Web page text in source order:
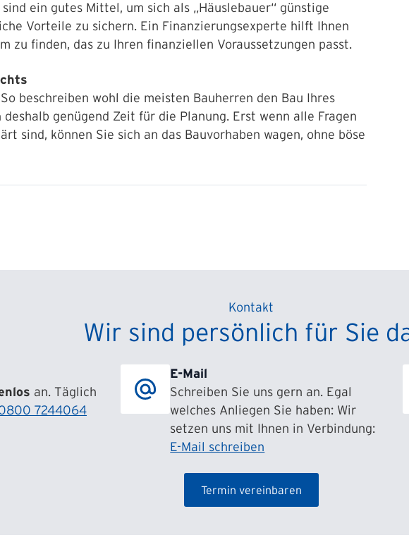
ein gutes Mittel, um sich als „Häuslebauer“ günstige
Vorteile zu sichern. Ein Finanzierungsexperte hilft Ihnen
zu finden, das zu Ihren finanziellen Voraussetzungen passt.
beschreiben wohl die meisten Bauherren den Bau Ihres
deshalb genügend Zeit für die Planung. Erst wenn alle Fragen
sind, können Sie sich an das Bauvorhaben wagen, ohne böse
Kontakt
Wir sind persönlich für Sie
an. Täglich
7244064
E-Mail
Schreiben Sie uns gern an. Egal
welches Anliegen Sie haben: Wir
setzen uns mit Ihnen in Verbindung:
E-Mail schreiben
Termin vereinbaren